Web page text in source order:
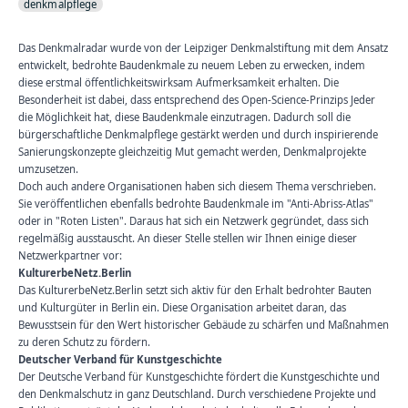
denkmalpflege
Das Denkmalradar wurde von der Leipziger Denkmalstiftung mit dem Ansatz
entwickelt, bedrohte Baudenkmale zu neuem Leben zu erwecken, indem
diese erstmal öffentlichkeitswirksam Aufmerksamkeit erhalten. Die
Besonderheit ist dabei, dass entsprechend des Open-Science-Prinzips Jeder
die Möglichkeit hat, diese Baudenkmale einzutragen. Dadurch soll die
bürgerschaftliche Denkmalpflege gestärkt werden und durch inspirierende
Sanierungskonzepte gleichzeitig Mut gemacht werden, Denkmalprojekte
umzusetzen.
Doch auch andere Organisationen haben sich diesem Thema verschrieben.
Sie veröffentlichen ebenfalls bedrohte Baudenkmale im "Anti-Abriss-Atlas"
oder in "Roten Listen". Daraus hat sich ein Netzwerk gegründet, dass sich
regelmäßig ausstauscht. An dieser Stelle stellen wir Ihnen einige dieser
Netzwerkpartner vor:
KulturerbeNetz.Berlin
Das KulturerbeNetz.Berlin setzt sich aktiv für den Erhalt bedrohter Bauten
und Kulturgüter in Berlin ein. Diese Organisation arbeitet daran, das
Bewusstsein für den Wert historischer Gebäude zu schärfen und Maßnahmen
zu deren Schutz zu fördern.
Deutscher Verband für Kunstgeschichte
Der Deutsche Verband für Kunstgeschichtefördert die Kunstgeschichte und
den Denkmalschutz in ganz Deutschland. Durch verschiedene Projekte und